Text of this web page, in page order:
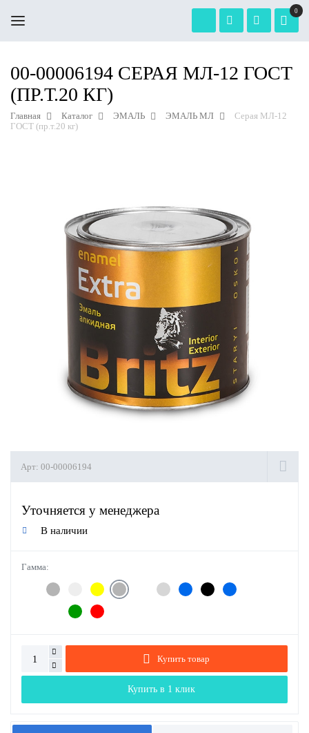
0
00-00006194 СЕРАЯ МЛ-12 ГОСТ
(ПР.Т.20 КГ)
Главная Каталог ЭМАЛЬ ЭМАЛЬ МЛ
Серая МЛ-12
ГОСТ (пр.т.20 кг)
Арт: 00-00006194
Уточняется у менеджера
В наличии
Гамма:
Купить товар
Купить в 1 клик